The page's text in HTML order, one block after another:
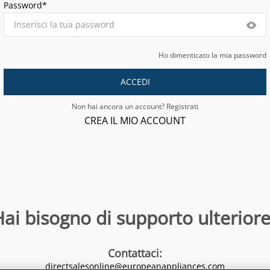
Password*
Ho dimenticato la mia password
ACCEDI
Non hai ancora un account? Registrati
CREA IL MIO ACCOUNT
bisogno di supporto
Contattaci:
directsalesonline@europeanappliances.com